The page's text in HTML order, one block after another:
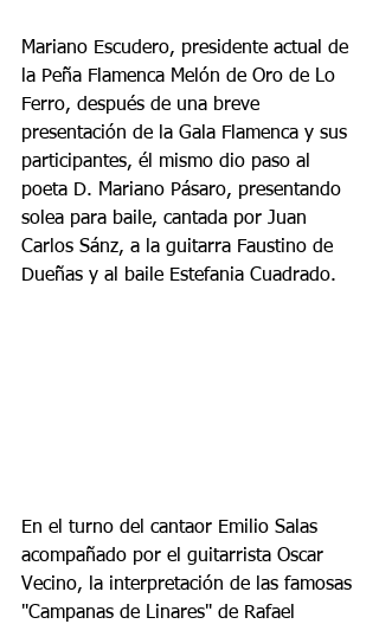
Mariano Escudero, presidente actual de
la Peña Flamenca Melón de Oro de Lo
Ferro, después de una breve
presentación de la Gala Flamenca y sus
participantes, él mismo dio paso al
poeta D. Mariano Pásaro, presentando
solea para baile, cantada por Juan
Carlos Sánz, a la guitarra Faustino de
Dueñas y al baile Estefania Cuadrado.
En el turno del cantaor Emilio Salas
acompañado por el guitarrista Oscar
Vecino, la interpretación de las famosas
"Campanas de Linares" de Rafael